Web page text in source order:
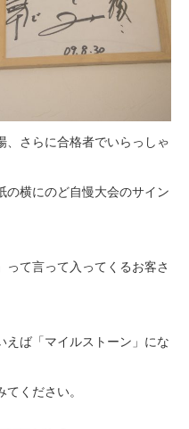
、さらに合格者でいらっしゃ
の横にのど自慢大会のサイン
て言って入ってくるお客さ
えば「マイルストーン」にな
ください。